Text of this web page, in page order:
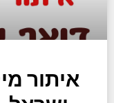
איתור